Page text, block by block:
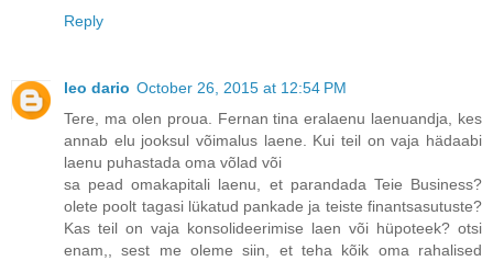
Reply
leo dario October 26, 2015 at 12:54 PM
Tere, ma olen proua. Fernan tina eralaenu laenuandja, kes
annab elu jooksul võimalus laene. Kui teil on vaja hädaabi
laenu puhastada oma võlad või
sa pead omakapitali laenu, et parandada Teie Business?
olete poolt tagasi lükatud pankade ja teiste finantsasutuste?
Kas teil on vaja konsolideerimise laen või hüpoteek? otsi
enam,, sest me oleme siin, et teha kõik oma rahalised